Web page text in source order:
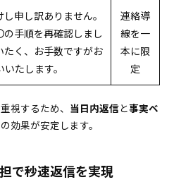
申し訳ありません。
手順を再確認しまし
たく、お手数ですがお
たします。
連絡導
線を一
本に限
定
視するため、 当日内返信と事実ベ
効果が安定します。
で秒速返信を実現